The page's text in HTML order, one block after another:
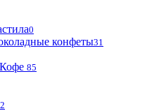
0
конфеты31
85
2